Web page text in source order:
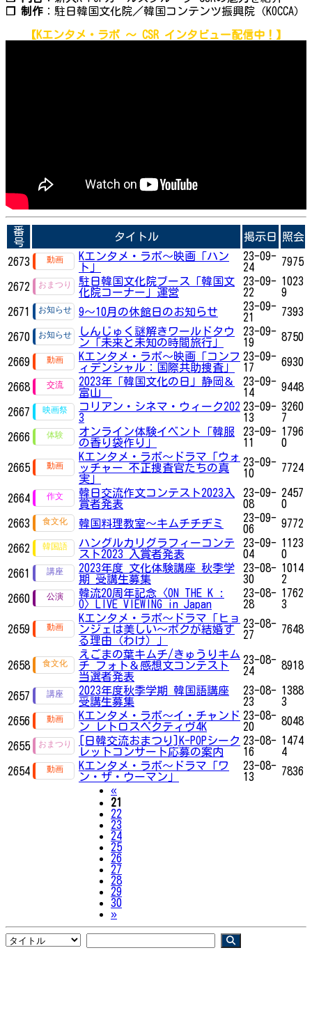
❐ 制作 ：駐日韓国文化院／韓国コンテンツ振興院（KOCCA）
【Kエンタメ・ラボ ～ CSR インタビュー配信中！】
番
号
タイトル 掲示日 照会
2673
Kエンタメ・ラボ～映画「ハン
ト」
23-09-
24
7975
2672
駐日韓国文化院ブース「韓国文
化院コーナー」運営
23-09-
22
1023
9
2671
9～10月の休館日のお知らせ
23-09-
21
7393
2670
しんじゅく謎解きワールドタウ
ン「未来と未知の時間旅行」
23-09-
19
8750
2669
Kエンタメ・ラボ～映画「コンフ
ィデンシャル：国際共助捜査」
23-09-
17
6930
2668
2023年「韓国文化の日」静岡＆
富山
23-09-
14
9448
2667
コリアン・シネマ・ウィーク202
3
23-09-
13
3260
7
2666
オンライン体験イベント「韓服
の香り袋作り」
23-09-
11
1796
0
2665
Kエンタメ・ラボ～ドラマ「ウォ
ッチャー 不正捜査官たちの真
実」
23-09-
10
7724
2664
韓日交流作文コンテスト2023入
賞者発表
23-09-
08
2457
0
2663
韓国料理教室～キムチチヂミ
23-09-
06
9772
2662
ハングルカリグラフィーコンテ
スト2023 入賞者発表
23-09-
04
1123
0
2661
2023年度 文化体験講座 秋季学
期 受講生募集
23-08-
30
1014
2
2660
韓流20周年記念〈ON THE K :
O〉LIVE VIEWING in Japan
23-08-
28
1762
3
2659
Kエンタメ・ラボ～ドラマ「ヒョ
ンジェは美しい～ボクが結婚す
る理由（わけ）」
23-08-
27
7648
2658
えごまの葉キムチ/きゅうりキム
チ フォト＆感想文コンテスト
当選者発表
23-08-
24
8918
2657
2023年度秋季学期 韓国語講座
受講生募集
23-08-
23
1388
3
2656
Kエンタメ・ラボ～イ・チャンド
ン レトロスペクティヴ4K
23-08-
20
8048
2655
[日韓交流おまつり]K-POPシーク
レットコンサート応募の案内
23-08-
16
1474
4
2654
Kエンタメ・ラボ～ドラマ「ワ
ン・ザ・ウーマン」
23-08-
13
7836
«Previous
21
22
23
24
25
26
27
28
29
30
»Next